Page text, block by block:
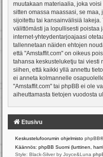
muutakaan materiaalia, joka
sitten omassa maassasi, se
sijoitettu tai kansainvälisiä
välittömästi ja lopullisesti poistaa
internet-yhteydentarjoajaasi
tallennetaan näiden ehtojen
että "Amstaffit.com" on oikeus
tahansa keskusteluketju tai viesti
siihen, että kaikki yllä annettu
ei anneta kolmannelle
"Amstaffit.com" tai phpBB ei ole
aiheuttamasta tietojen vuodosta
Etusivu
Keskustelufoorumin ohjelmisto phpBB
Käännös: phpBB Suomi (lurttinen,
Style: Black-Silver by Joyce&Luna